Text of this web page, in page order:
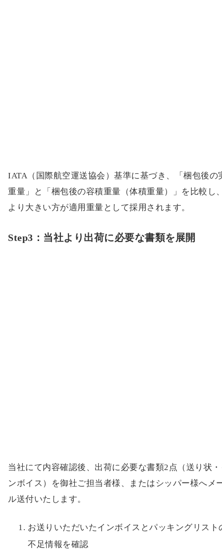
IATA（国際航空運送協会）基準に基づき、「梱包後の
重量」と「梱包後の容積重量（体積重量）」を比較し
より大きい方が適用重量として採用されます。
Step3：当社より出荷に必要な書類を展開
当社にて内容確認後、出荷に必要な書類2点（送り状
ンボイス）を御社ご担当者様、またはシッパー様へメ
ル送付いたします。
お送りいただいたインボイスとパッキングリスト
不足情報を確認